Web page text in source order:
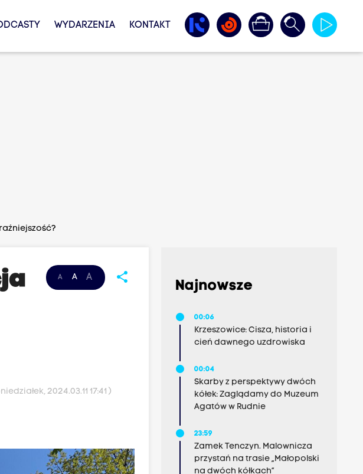
WYDARZENIA KONTAKT
A A A share
2024.03.11 17:41 )
Najnowsze
00:06
Krzeszowice: Cisza, historia i
cień dawnego uzdrowiska
00:04
Skarby z perspektywy dwóch
kółek: Zaglądamy do Muzeum
Agatów w Rudnie
23:59
Zamek Tenczyn. Malownicza
przystań na trasie „Małopolski
na dwóch kółkach”